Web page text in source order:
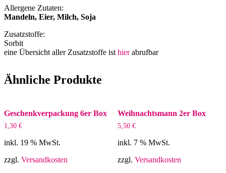
Allergene Zutaten:
Mandeln, Eier, Milch, Soja
Zusatzstoffe:
Sorbit
eine Übersicht aller Zusatzstoffe ist hierabrufbar
Ähnliche Produkte
Geschenkverpackung 6er Box
1,30 €
inkl. 19 % MwSt.
zzgl. Versandkosten
Weihnachtsmann 2er Box
5,50 €
inkl. 7 % MwSt.
zzgl. Versandkosten